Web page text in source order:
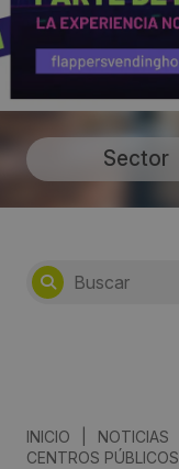
Sector
INICIO NOTICIAS
CENTROS PÚBLICOS